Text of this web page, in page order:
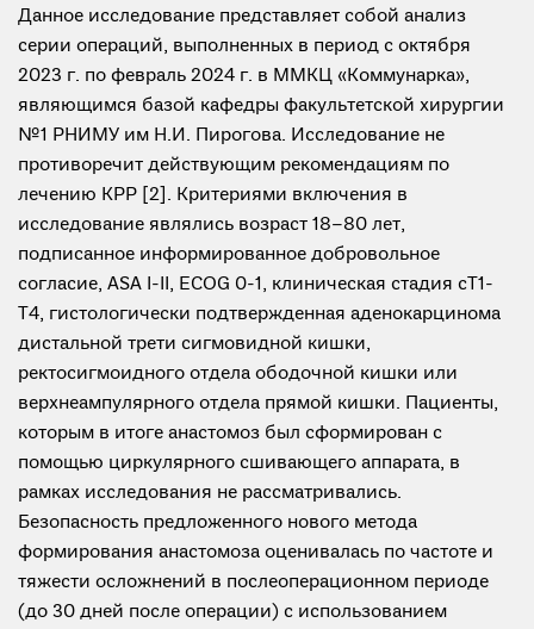
Данное исследование представляет собой анализ
серии операций, выполненных в период с октября
2023 г. по февраль 2024 г. в ММКЦ «Коммунарка»,
являющимся базой кафедры факультетской хирургии
№1 РНИМУ им Н.И. Пирогова. Исследование не
противоречит действующим рекомендациям по
лечению КРР [2]. Критериями включения в
исследование являлись возраст 18–80 лет,
подписанное информированное добровольное
согласие, ASA I-II, ECOG 0-1, клиническая стадия сТ1-
Т4, гистологически подтвержденная аденокарцинома
дистальной трети сигмовидной кишки,
ректосигмоидного отдела ободочной кишки или
верхнеампулярного отдела прямой кишки. Пациенты,
которым в итоге анастомоз был сформирован с
помощью циркулярного сшивающего аппарата, в
рамках исследования не рассматривались.
Безопасность предложенного нового метода
формирования анастомоза оценивалась по частоте и
тяжести осложнений в послеоперационном периоде
(до 30 дней после операции) с использованием